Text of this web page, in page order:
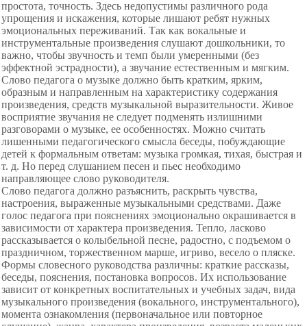
простота, точность. Здесь недопустимы различного рода
упрощения и искажения, которые лишают ребят нужных
эмоциональных переживаний. Так как вокальные и
инструментальные произведения слушают дошкольники, то
важно, чтобы звучность и темп были умеренными (без
эффектной эстрадности), а звучание естественным и мягким.
Слово педагога о музыке должно быть кратким, ярким,
образным и направленным на характеристику содержания
произведения, средств музыкальной выразительности. Живое
восприятие звучания не следует подменять излишними
разговорами о музыке, ее особенностях. Можно считать
лишенными педагогического смысла беседы, побуждающие
детей к формальным ответам: музыка громкая, тихая, быстрая и
т. д. Но перед слушанием песен и пьес необходимо
направляющее слово руководителя.
Слово педагога должно разъяснить, раскрыть чувства,
настроения, выраженные музыкальными средствами. Даже
голос педагога при пояснениях эмоционально окрашивается в
зависимости от характера произведения. Тепло, ласково
рассказывается о колыбельной песне, радостно, с подъемом о
праздничном, торжественном марше, игриво, весело о пляске.
Формы словесного руководства различны: краткие рассказы,
беседы, пояснения, постановка вопросов. Их использование
зависит от конкретных воспитательных и учебных задач, вида
музыкального произведения (вокального, инструментального),
момента ознакомления (первоначальное или повторное